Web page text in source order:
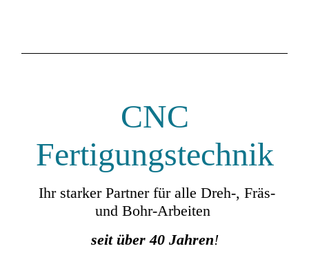
CNC
Fertigungstechnik
Ihr starker Partner für alle Dreh-, Fräs-
und Bohr-Arbeiten
seit über 40 Jahren!